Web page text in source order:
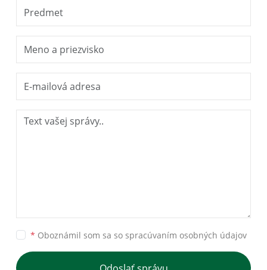
* Oboznámil som sa so spracúvaním osobných údajov